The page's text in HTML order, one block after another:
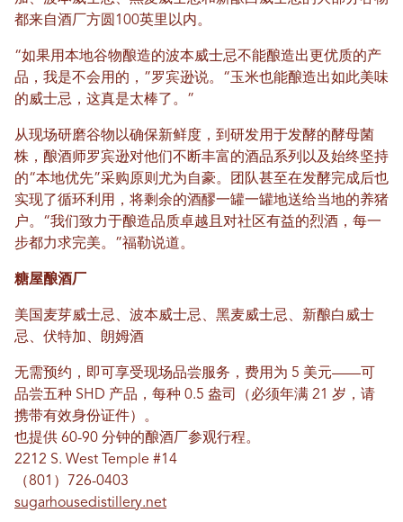
都来自酒厂方圆100英里以内。
“如果用本地谷物酿造的波本威士忌不能酿造出更优质的产
品，我是不会用的，”罗宾逊说。“玉米也能酿造出如此美味
的威士忌，这真是太棒了。”
从现场研磨谷物以确保新鲜度，到研发用于发酵的酵母菌
株，酿酒师罗宾逊对他们不断丰富的酒品系列以及始终坚持
的“本地优先”采购原则尤为自豪。团队甚至在发酵完成后也
实现了循环利用，将剩余的酒醪一罐一罐地送给当地的养猪
户。“我们致力于酿造品质卓越且对社区有益的烈酒，每一
步都力求完美。”福勒说道。
糖屋酿酒厂
美国麦芽威士忌、波本威士忌、黑麦威士忌、新酿白威士
忌、伏特加、朗姆酒
无需预约，即可享受现场品尝服务，费用为 5 美元——可
品尝五种 SHD 产品，每种 0.5 盎司（必须年满 21 岁，请
携带有效身份证件）。
也提供 60-90 分钟的酿酒厂参观行程。
2212 S. West Temple #14
（801）726-0403
sugarhousedistillery.net